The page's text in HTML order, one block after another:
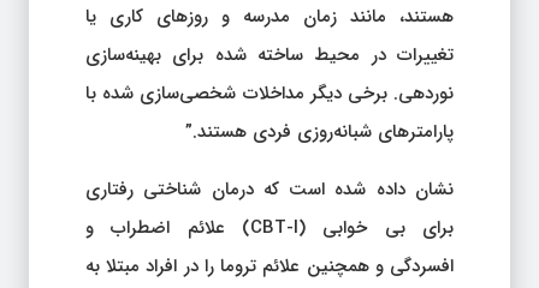
هستند، مانند زمان مدرسه و روزهای کاری یا
تغییرات در محیط ساخته شده برای بهینه‌سازی
نوردهی. برخی دیگر مداخلات شخصی‌سازی شده با
پارامترهای شبانه‌روزی فردی هستند.”
نشان داده شده است که درمان شناختی رفتاری
برای بی خوابی (CBT-I) علائم اضطراب و
افسردگی و همچنین علائم تروما را در افراد مبتلا به